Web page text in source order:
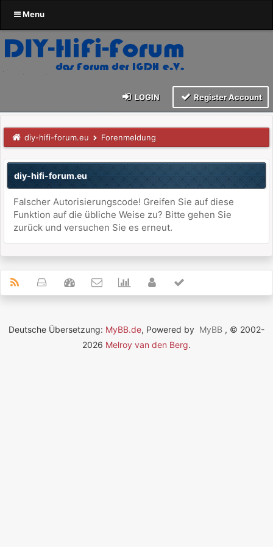
Menu
LOGIN Register Account
diy-hifi-forum.eu Forenmeldung
diy-hifi-forum.eu
Falscher Autorisierungscode! Greifen Sie auf diese
Funktion auf die übliche Weise zu? Bitte gehen Sie
zurück und versuchen Sie es erneut.
Deutsche Übersetzung: MyBB.de, Powered by MyBB , © 2002-
2026 Melroy van den Berg.